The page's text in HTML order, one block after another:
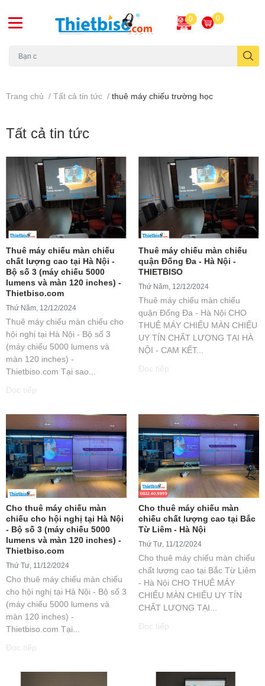
0 0
Trang chủ / Tất cả tin tức / thuê máy chiếu trường học
Tất cả tin tức
Thuê máy chiếu màn chiếu
chất lượng cao tại Hà Nội -
Bộ số 3 (máy chiếu 5000
lumens và màn 120 inches) -
Thietbiso.com
Thứ Năm, 12/12/2024
Thuê máy chiếu màn chiếu cho
hội nghị tại Hà Nội - Bộ số 3
(máy chiếu 5000 lumens và
màn 120 inches) -
Thietbiso.com Tại sao...
Đọc tiếp
Thuê máy chiếu màn chiếu
quận Đống Đa - Hà Nội -
THIETBISO
Thứ Năm, 12/12/2024
Thuê máy chiếu màn chiếu
quận Đống Đa - Hà Nội CHO
THUÊ MÁY CHIẾU MÀN CHIẾU
UY TÍN CHẤT LƯỢNG TẠI HÀ
NỘI - CAM KẾT...
Đọc tiếp
Cho thuê máy chiếu màn
chiếu cho hội nghị tại Hà Nội
- Bộ số 3 (máy chiếu 5000
lumens và màn 120 inches) -
Thietbiso.com
Thứ Tư, 11/12/2024
Cho thuê máy chiếu màn chiếu
cho hội nghị tại Hà Nội - Bộ số 3
(máy chiếu 5000 lumens và
màn 120 inches) -
Thietbiso.com Tại...
Đọc tiếp
Cho thuê máy chiếu màn
chiếu chất lượng cao tại Bắc
Từ Liêm - Hà Nội
Thứ Tư, 11/12/2024
Cho thuê máy chiếu màn chiếu
chất lượng cao tại Bắc Từ Liêm
- Hà Nội CHO THUÊ MÁY
CHIẾU MÀN CHIẾU UY TÍN
CHẤT LƯỢNG TẠI...
Đọc tiếp